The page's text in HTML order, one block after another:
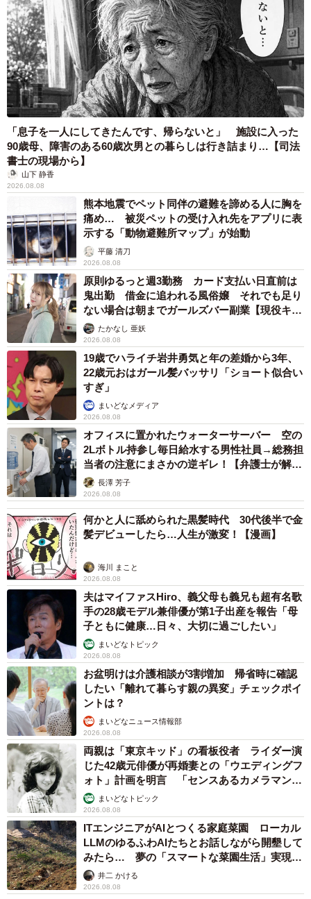
4/5
ミチルさんのInstagramには、これまでに制作した架空プロダクトがズラ
リ！（ミチルさん提供）
5/5
卒業までの思い出をデータとして詰め込めるUSBメモリ（ミチルさん提
供）
ミチルさんは「 駐車場看板のモバイルバッテリー」の他に
も、ユーモラスで魅力的な架空プロダクトの投稿をされて
いるので、気になる方はインスタグラムやTwitterをチェッ
クしてみてください。
＜ミチルさんのアカウント＞
■Instagram（
https://www.instagram.com/mitiru66/ ）
■Twitter（ https://twitter.com/mitiruxxx
「息子を一人にしてきたんです、帰らないと」 施設に入った
90歳母、障害のある60歳次男との暮らしは行き詰まり…【司法
書士の現場から】
山下 静香
2026.08.08
熊本地震でペット同伴の避難を諦める人に胸を
痛め… 被災ペットの受け入れ先をアプリに表
示する「動物避難所マップ」が始動
平藤 清刀
2026.08.08
原則ゆるっと週3勤務 カード支払い日直前は
鬼出勤 借金に追われる風俗嬢 それでも足り
ない場合は朝までガールズバー副業【現役キャ
ストに取材】
たかなし 亜妖
2026.08.08
19歳でハライチ岩井勇気と年の差婚から3年、
22歳元おはガール髪バッサリ「ショート似合い
すぎ」
まいどなメディア
2026.08.08
オフィスに置かれたウォーターサーバー 空の
2Lボトル持参し毎日給水する男性社員→総務担
当者の注意にまさかの逆ギレ！【弁護士が解
説】長澤 芳子
2026.08.08
何かと人に舐められた黒髪時代 30代後半で金
髪デビューしたら…人生が激変！【漫画】
海川 まこと
2026.08.08
夫はマイファスHiro、義父母も義兄も超有名歌
手の28歳モデル兼俳優が第1子出産を報告「母
子ともに健康…日々、大切に過ごしたい」
まいどなトピック
2026.08.08
お盆明けは介護相談が3割増加 帰省時に確認
したい「離れて暮らす親の異変」チェックポイ
ントは？
まいどなニュース情報部
2026.08.08
両親は「東京キッド」の看板役者 ライダー演
じた42歳元俳優が再婚妻との「ウエディングフ
ォト」計画を明言 「センスあるカメラマン求
む」まいどなトピック
2026.08.08
ITエンジニアがAIとつくる家庭菜園 ローカル
LLMのゆるふわAIたちとお話しながら開墾して
みたら… 夢の「スマートな菜園生活」実現な
るか井二 かける
2026.08.08